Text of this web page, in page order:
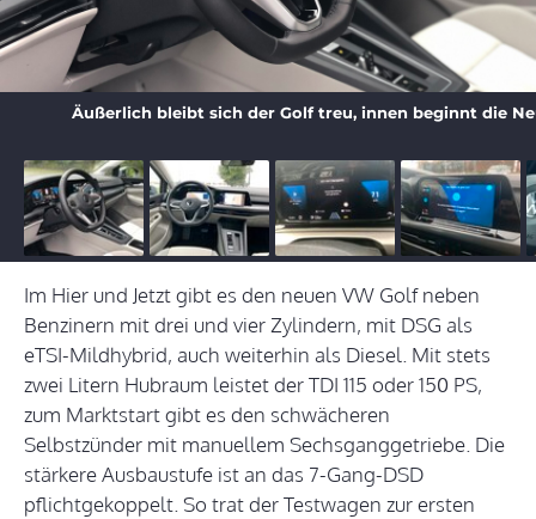
Äußerlich bleibt sich der Golf treu, innen beginnt die
Im Hier und Jetzt gibt es den neuen VW Golf neben
Benzinern mit drei und vier Zylindern, mit DSG als
eTSI-Mildhybrid, auch weiterhin als Diesel. Mit stets
zwei Litern Hubraum leistet der TDI 115 oder 150 PS,
zum Marktstart gibt es den schwächeren
Selbstzünder mit manuellem Sechsganggetriebe. Die
stärkere Ausbaustufe ist an das 7-Gang-DSD
pflichtgekoppelt. So trat der Testwagen zur ersten